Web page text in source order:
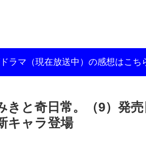
ラマ（現在放送中）の感想はこち
きと奇日常。（9）発
キャラ登場